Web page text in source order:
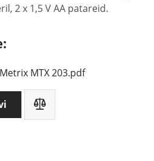
2 x 1,5 V AA patareid.
MTX 203.pdf